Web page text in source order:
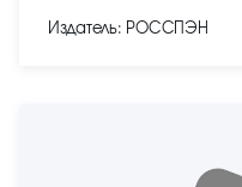
Издатель: РОССПЭН